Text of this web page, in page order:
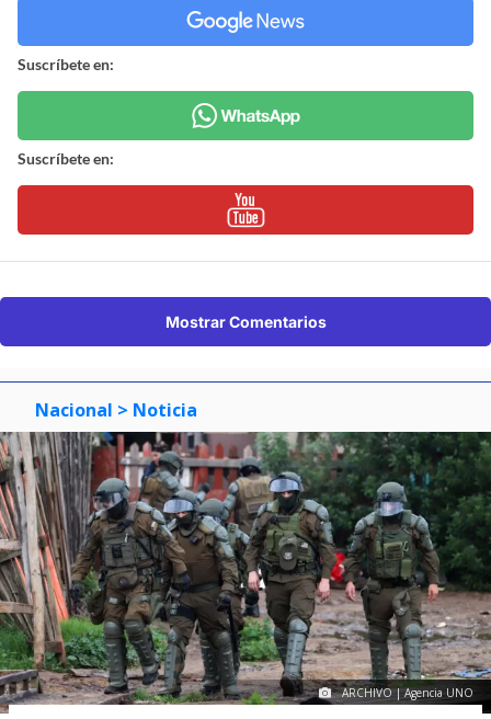
Suscríbete en:
Suscríbete en:
Mostrar Comentarios
Nacional > Noticia
ARCHIVO | Agencia UNO